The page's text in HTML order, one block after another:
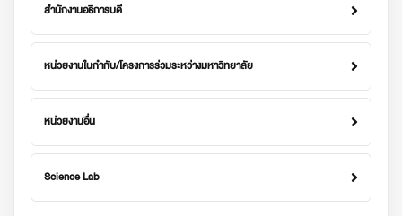
สำนักงานอธิการบดี
หน่วยงานในกำกับ/โครงการร่วมระหว่างมหาวิทยาลัย
หน่วยงานอื่น
Science Lab